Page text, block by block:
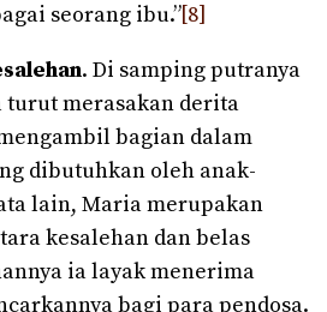
seorang ibu.”[8]
. Di samping putranya
merasakan derita
bagian dalam
dibutuhkan oleh anak-
lain, Maria merupakan
kesalehan dan belas
ia layak menerima
bagi para pendosa.